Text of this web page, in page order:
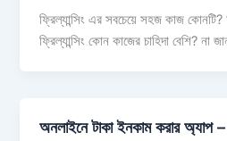
ফ্রিল্যান্সিং এর সবচেয়ে সহজ কাজ
ফ্রিল্যান্সিং কোন কাজের চাহিদা বেশি? না
অনলাইনে টাকা ইনকাম করার অ্যাপ